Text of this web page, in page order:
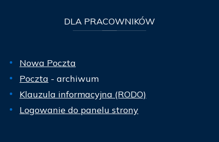
DLA PRACOWNIKÓW
Nowa Poczta
Poczta - archiwum
Klauzula informacyjna (RODO)
Logowanie do panelu strony